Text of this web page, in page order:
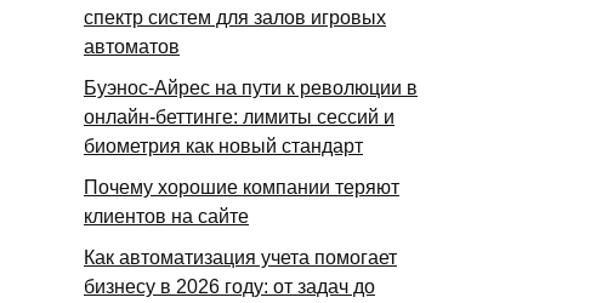
спектр систем для залов игровых
автоматов
Буэнос-Айрес на пути к революции в
онлайн-беттинге: лимиты сессий и
биометрия как новый стандарт
Почему хорошие компании теряют
клиентов на сайте
Как автоматизация учета помогает
бизнесу в 2026 году: от задач до